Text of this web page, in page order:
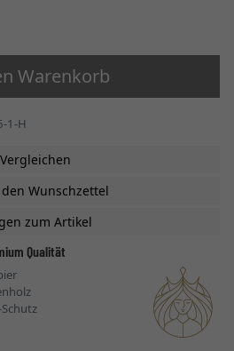
Warenkorb
1-H
Vergleichen
Wunschzettel
zum Artikel
Qualität